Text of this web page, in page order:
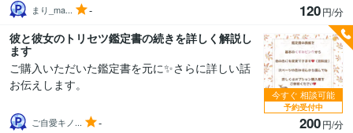
まり_ma... - 120円/分
彼と彼女のトリセツ鑑定書の続きを詳しく解説し
ます
ご購入いただいた鑑定書を元に✨さらに詳しい話
お伝えします。
ご自愛キノ... - 200円/分
今すぐ 相談可能
予約受付中